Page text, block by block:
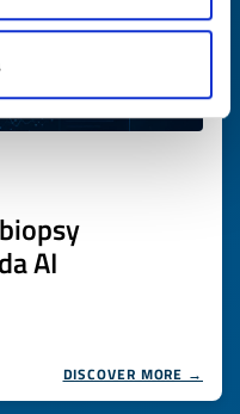
AI
DISCOVER MORE →